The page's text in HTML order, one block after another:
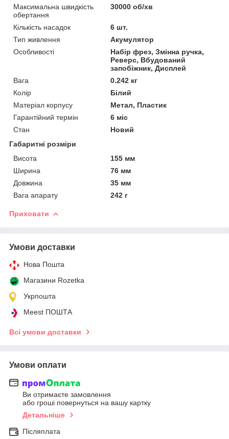
Максимальна швидкість
обертання
30000 об/хв
Кількість насадок
6 шт.
Тип живлення
Акумулятор
Особливості
Набір фрез, Змінна ручка,
Реверс, Вбудований
запобіжник, Дисплей
Вага
0.242 кг
Колір
Білий
Матеріал корпусу
Метал, Пластик
Гарантійний термін
6 міс
Стан
Новий
Габаритні розміри
Висота
155 мм
Ширина
76 мм
Довжина
35 мм
Вага апарату
242 г
Приховати
Умови доставки
Нова Пошта
Магазини Rozetka
Укрпошта
Meest ПОШТА
Всі умови доставки
Умови оплати
Ви отримаєте замовлення
або гроші повернуться на вашу картку
Детальніше
Післяплата